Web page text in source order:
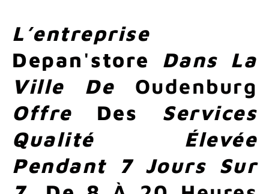
L’entreprise
Depan'store Dans La
Ville De
Oudenburg
Offre Des Services
Qualité Élevée
Pendant
7 Jours Sur